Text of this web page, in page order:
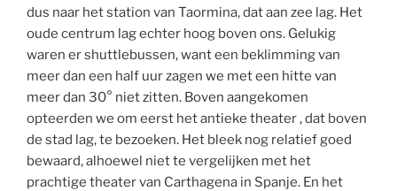
dus naar het station van Taormina, dat aan zee lag. Het
oude centrum lag echter hoog boven ons. Gelukig
waren er shuttlebussen, want een beklimming van
meer dan een half uur zagen we met een hitte van
meer dan 30° niet zitten. Boven aangekomen
opteerden we om eerst het antieke theater , dat boven
de stad lag, te bezoeken. Het bleek nog relatief goed
bewaard, alhoewel niet te vergelijken met het
prachtige theater van Carthagena in Spanje. En het